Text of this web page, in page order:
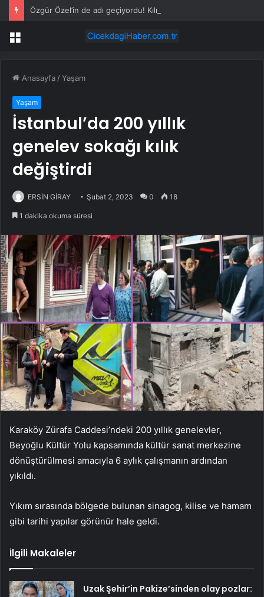
Menü
Anasayfa /Yaşam
Yaşam
İstanbul’da 200 yıllık
genelev sokağı kılık
değiştirdi
ERSİN GİRAY Şubat 2, 2023 0 18
1 dakika okuma süresi
Karaköy Zürafa Caddesi’ndeki 200 yıllık genelevler,
Beyoğlu Kültür Yolu kapsamında kültür sanat merkezine
dönüştürülmesi amacıyla 6 aylık çalışmanın ardından
yıkıldı.
Yıkım sırasında bölgede bulunan sinagog, kilise ve hamam
gibi tarihi yapılar görünür hale geldi.
İlgili Makaleler
Uzak Şehir’in Pakize’sinden olay pozlar: